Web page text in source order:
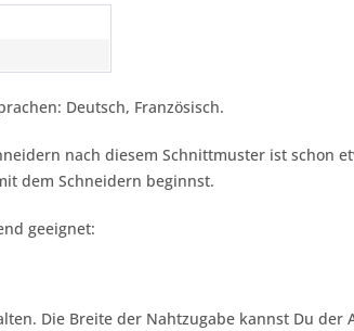
Deutsch, Französisch.
nach diesem Schnittmuster ist schon
dem Schneidern beginnst.
geeignet:
Die Breite der Nahtzugabe kannst Du der